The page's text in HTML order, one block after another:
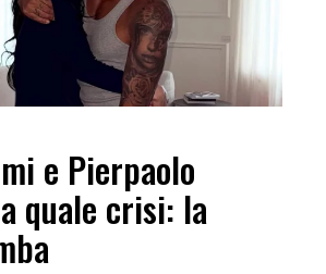
e Pierpaolo
quale crisi: la